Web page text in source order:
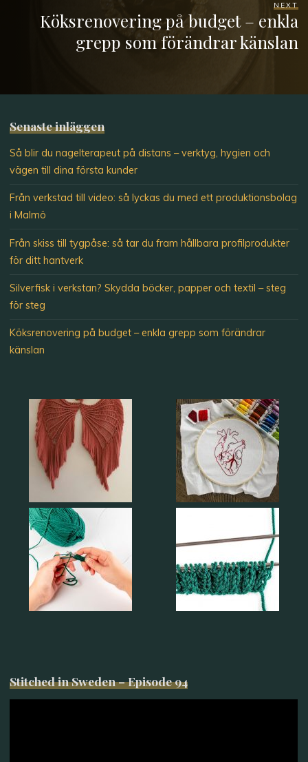
NEXT
Köksrenovering på budget – enkla
grepp som förändrar känslan
Senaste inläggen
Så blir du nagelterapeut på distans – verktyg, hygien och
vägen till dina första kunder
Från verkstad till video: så lyckas du med ett produktionsbolag
i Malmö
Från skiss till tygpåse: så tar du fram hållbara profilprodukter
för ditt hantverk
Silverfisk i verkstan? Skydda böcker, papper och textil – steg
för steg
Köksrenovering på budget – enkla grepp som förändrar
känslan
Stitched in Sweden – Episode 94